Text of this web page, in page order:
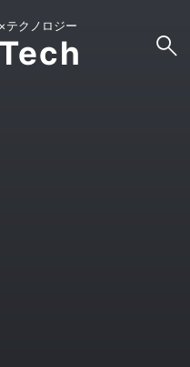
テクノロジー